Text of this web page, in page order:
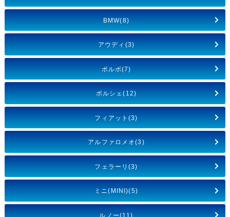
BMW(8)
アウディ(3)
ボルボ(7)
ポルシェ(12)
フィアット(3)
アルファロメオ(3)
フェラーリ(3)
ミニ(MINI)(5)
ルノー(11)